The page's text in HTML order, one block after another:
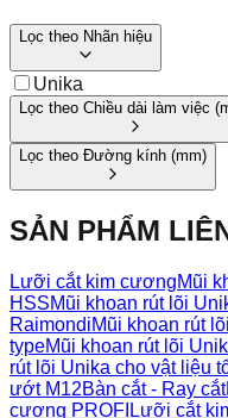
Lọc theo Nhãn hiệu
Unika
Lọc theo Chiều dài làm việc (
Lọc theo Đường kính (mm)
SẢN PHẨM
Lưỡi cắt kim cươngMũi
HSSMũi khoan rút lõi
RaimondiMũi khoan rút
typeMũi khoan rút lõi
rút lõi Unika cho vật liệu
ướt M12Bàn cắt - Ray cắt
cương PROFI Lưỡi cắt